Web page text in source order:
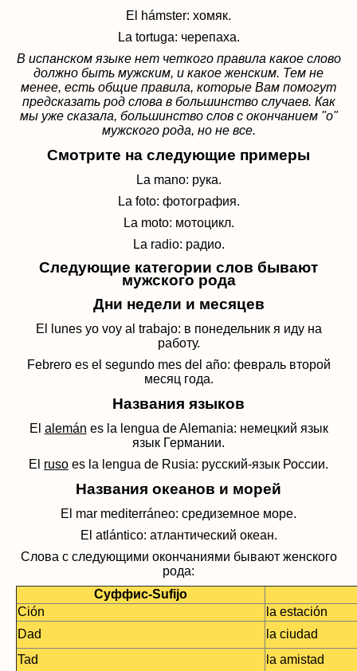
El hámster: хомяк.
La tortuga: черепаха.
В испанском языке нет четкого правила какое слово
должно быть мужским, и какое женским. Тем не
менее, есть общие правила, которые Вам помогут
предсказать род слова в большинство случаев. Как
мы уже сказала, большинство слов с окончанием "o"
мужского рода, но не все.
Смотрите на следующие примеры
La mano: рука.
La foto: фотография.
La moto: мотоцикл.
La radio: радио.
Следующие категории слов бывают
мужского рода
Дни недели и месяцев
El lunes yo voy al trabajo: в понедельник я иду на
работу.
Febrero es el segundo mes del año: февраль второй
месяц года.
Названия языков
El alemán es la lengua de Alemania: немецкий язык
язык Германии.
El ruso es la lengua de Rusia: русский-язык России.
Названия океанов и морей
El mar mediterráneo: средиземное море.
El atlántico: атлантический океан.
Слова с следующими окончаниями бывают женского
рода:
Суффис-Sufijo
Ción la estación
Dad
la ciudad
Tad
la amistad